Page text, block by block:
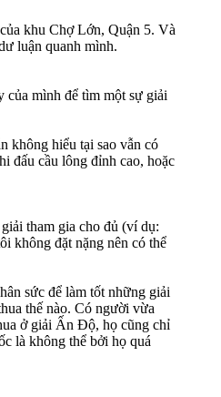
khu Chợ Lớn, Quận 5. Và
luận quanh mình.
của mình để tìm một sự giải
không hiểu tại sao vẫn có
đấu cầu lông đỉnh cao, hoặc
tham gia cho đủ (ví dụ:
không đặt nặng nên có thể
sức để làm tốt những giải
thế nào. Có người vừa
ở giải Ấn Độ, họ cũng chỉ
là không thể bởi họ quá